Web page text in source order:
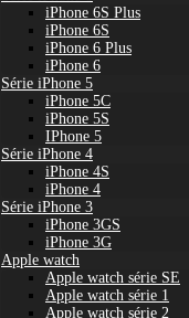
iPhone 6S Plus
iPhone 6S
iPhone 6 Plus
iPhone 6
Série iPhone 5
iPhone 5C
iPhone 5S
IPhone 5
Série iPhone 4
iPhone 4S
iPhone 4
Série iPhone 3
iPhone 3GS
iPhone 3G
Apple watch
Apple watch série SE
Apple watch série 1
Apple watch série 2